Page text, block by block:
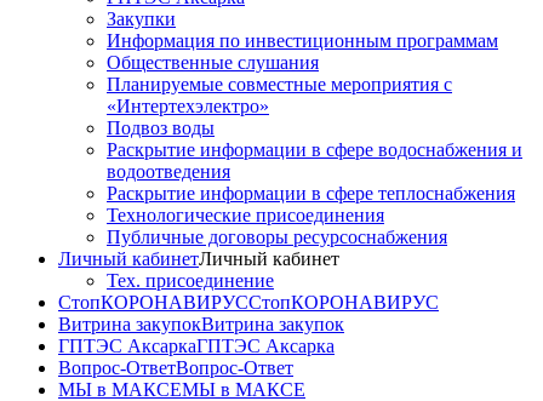
Закупки
Информация по инвестиционным программам
Общественные слушания
Планируемые совместные мероприятия с
«Интертехэлектро»
Подвоз воды
Раскрытие информации в сфере водоснабжения и
водоотведения
Раскрытие информации в сфере теплоснабжения
Технологические присоединения
Публичные договоры ресурсоснабжения
Личный кабинетЛичный кабинет
Тех. присоединение
СтопКОРОНАВИРУССтопКОРОНАВИРУС
Витрина закупокВитрина закупок
ГПТЭС АксаркаГПТЭС Аксарка
Вопрос-ОтветВопрос-Ответ
МЫ в МАКСЕМЫ в МАКСЕ